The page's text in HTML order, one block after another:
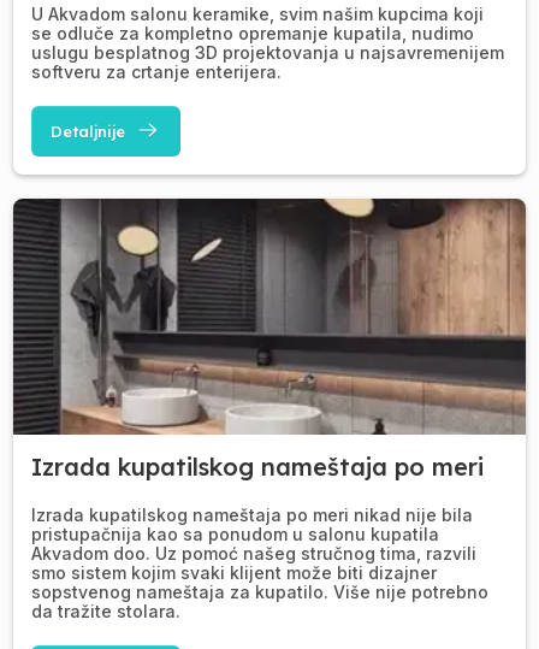
U Akvadom salonu keramike, svim našim kupcima koji
se odluče za kompletno opremanje kupatila, nudimo
uslugu besplatnog 3D projektovanja u najsavremenijem
softveru za crtanje enterijera.
Detaljnije
Izrada kupatilskog nameštaja po meri
Izrada kupatilskog nameštaja po meri nikad nije bila
pristupačnija kao sa ponudom u salonu kupatila
Akvadom doo. Uz pomoć našeg stručnog tima, razvili
smo sistem kojim svaki klijent može biti dizajner
sopstvenog nameštaja za kupatilo. Više nije potrebno
da tražite stolara.